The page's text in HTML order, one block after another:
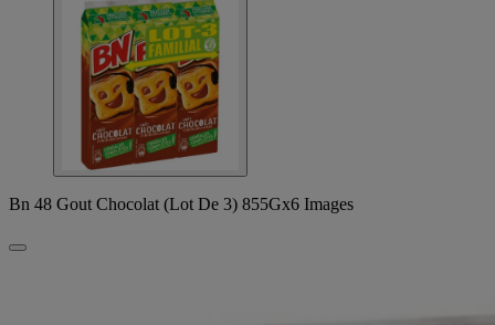
Bn 48 Gout Chocolat (Lot De 3) 855Gx6 Images